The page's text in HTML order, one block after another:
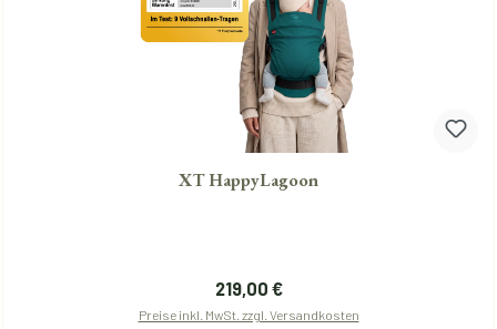
XT HappyLagoon
Regulärer Preis:
219,00 €
Preise inkl. MwSt. zzgl. Versandkosten